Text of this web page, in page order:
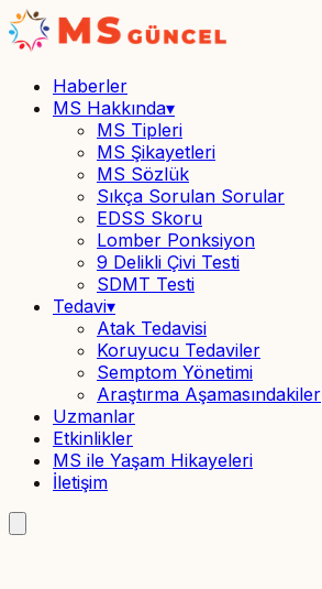
Haberler
MS Hakkında▾
MS Tipleri
MS Şikayetleri
MS Sözlük
Sıkça Sorulan Sorular
EDSS Skoru
Lomber Ponksiyon
9 Delikli Çivi Testi
SDMT Testi
Tedavi▾
Atak Tedavisi
Koruyucu Tedaviler
Semptom Yönetimi
Araştırma Aşamasındakiler
Uzmanlar
Etkinlikler
MS ile Yaşam Hikayeleri
İletişim